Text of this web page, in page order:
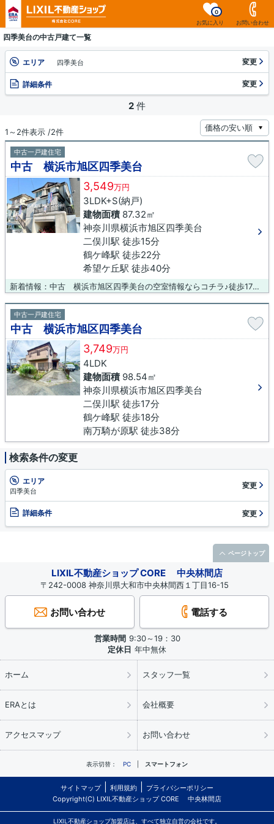
お気に入り
0
お問い合わせ
四季美台の中古戸建て一覧
エリア 四季美台 変更
詳細条件 変更
2 件
1～2件表示 /2件
中古一戸建住宅
中古 横浜市旭区四季美台
3,549万円
3LDK+S(納戸)
建物面積87.32㎡
神奈川県横浜市旭区四季美台
二俣川駅 徒歩15分
鶴ケ峰駅 徒歩22分
希望ケ丘駅 徒歩40分
新着情報：中古 横浜市旭区四季美台の空室情報ならコチラ♪徒歩17分の場所に二俣川小学校があります♪徒歩15分で駅へのアクセスが可能な物件です♪経済的なメリットも大きい、中古の戸建て物件♪安心と信頼でCORE 大和店は相鉄本線二俣川近くの戸建て情報をご提供いたします♪046-240-1982まで、いつでもご依頼ください(^_^)
中古一戸建住宅
中古 横浜市旭区四季美台
3,749万円
4LDK
建物面積98.54㎡
神奈川県横浜市旭区四季美台
二俣川駅 徒歩17分
鶴ケ峰駅 徒歩18分
南万騎が原駅 徒歩38分
検索条件の変更
エリア
四季美台
変更
詳細条件 変更
LIXIL不動産ショップ CORE 中央林間店
〒242-0008 神奈川県大和市中央林間西１丁目16-15
お問い合わせ 電話する
営業時間 9:30～19：30
定休日 年中無休
ホーム スタッフ一覧
ERAとは 会社概要
アクセスマップ お問い合わせ
表示切替： PC スマートフォン
サイトマップ 利用規約
プライバシーポリシー
Copyright(C) LIXIL不動産ショップ CORE 中央林間店
LIXIL不動産ショップ加盟店は、すべて独立自営の会社です。
ページトップ